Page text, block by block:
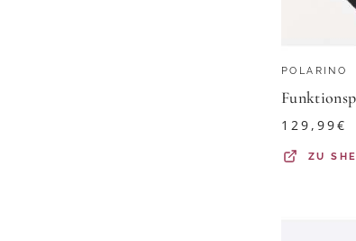
POLARINO
129,99€
ZU